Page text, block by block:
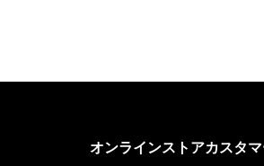
オンラインストアカスタ